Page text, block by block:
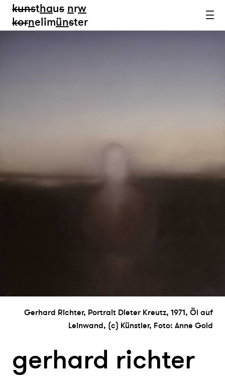
kunsthaus nrw
kornelimünster
Gerhard Richter, Portrait Dieter Kreutz, 1971, Öl auf
Leinwand, (c) Künstler, Foto: Anne Gold
gerhard richter